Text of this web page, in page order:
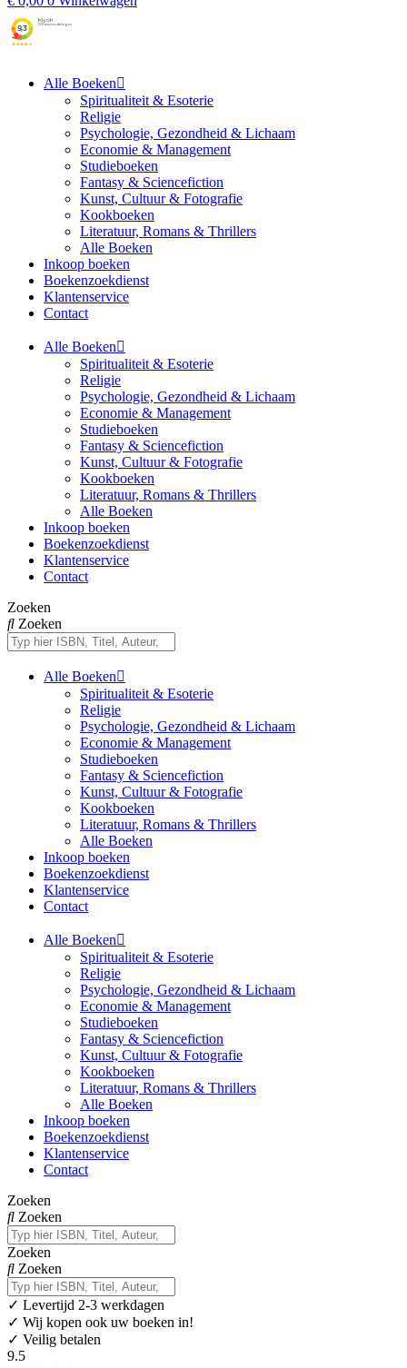
Alle Boeken
Spiritualiteit & Esoterie
Religie
Psychologie, Gezondheid & Lichaam
Economie & Management
Studieboeken
Fantasy & Sciencefiction
Kunst, Cultuur & Fotografie
Kookboeken
Literatuur, Romans & Thrillers
Alle Boeken
Inkoop boeken
Boekenzoekdienst
Klantenservice
Contact
Alle Boeken
Spiritualiteit & Esoterie
Religie
Psychologie, Gezondheid & Lichaam
Economie & Management
Studieboeken
Fantasy & Sciencefiction
Kunst, Cultuur & Fotografie
Kookboeken
Literatuur, Romans & Thrillers
Alle Boeken
Inkoop boeken
Boekenzoekdienst
Klantenservice
Contact
Zoeken
Zoeken
Alle Boeken
Spiritualiteit & Esoterie
Religie
Psychologie, Gezondheid & Lichaam
Economie & Management
Studieboeken
Fantasy & Sciencefiction
Kunst, Cultuur & Fotografie
Kookboeken
Literatuur, Romans & Thrillers
Alle Boeken
Inkoop boeken
Boekenzoekdienst
Klantenservice
Contact
Alle Boeken
Spiritualiteit & Esoterie
Religie
Psychologie, Gezondheid & Lichaam
Economie & Management
Studieboeken
Fantasy & Sciencefiction
Kunst, Cultuur & Fotografie
Kookboeken
Literatuur, Romans & Thrillers
Alle Boeken
Inkoop boeken
Boekenzoekdienst
Klantenservice
Contact
Zoeken
Zoeken
Zoeken
Zoeken
✓ Levertijd 2-3 werkdagen
✓ Wij kopen ook uw boeken in!
✓ Veilig betalen
9.5